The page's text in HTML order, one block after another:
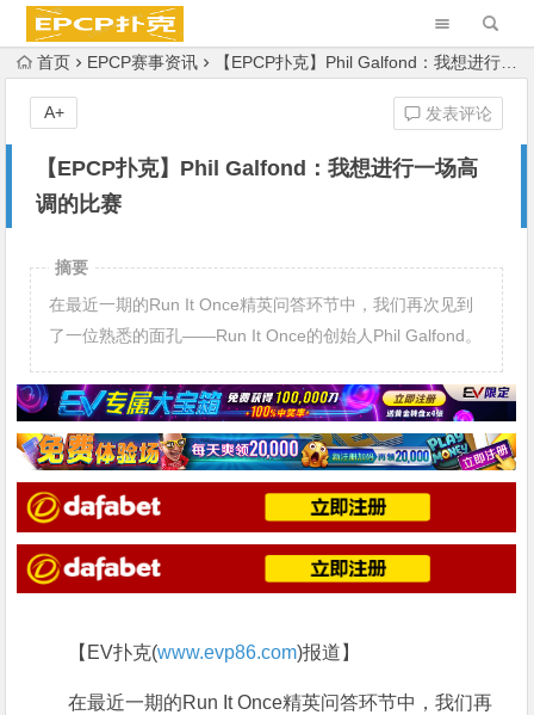
首页 EPCP赛事资讯 【EPCP扑克】Phil Galfond：我想进行一场高调的比赛
【EPCP扑克】Phil Galfond：我想进行一场高
调的比赛
发表评论
A+
摘要
在最近一期的Run It Once精英问答环节中，我们再次见到
了一位熟悉的面孔——Run It Once的创始人Phil Galfond。
【EV扑克(www.evp86.com)报道】
在最近一期的Run It Once精英问答环节中，我们再